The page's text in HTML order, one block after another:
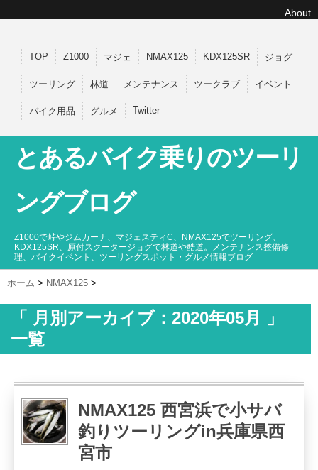
About
TOP Z1000 マジェ NMAX125 KDX125SR ジョグ
ツーリング 林道 メンテナンス ツークラブ イベント
バイク用品 グルメ Twitter
とあるバイク乗りのツーリ
ングブログ
Z1000で峠やジムカーナ、マジェスティC、NMAX125でツーリング、
KDX125SR、原付スクータージョグで林道や酷道。メンテナンス整備修
理、バイクイベント、ツーリングスポット・グルメ情報ブログ
ホーム > NMAX125 >
「 月別アーカイブ：2020年05月 」
一覧
NMAX125 西宮浜で小サバ
釣りツーリングin兵庫県西
宮市